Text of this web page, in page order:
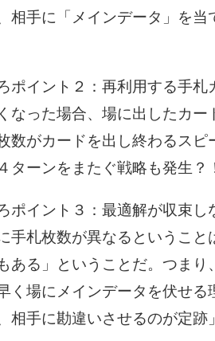
相手に「メインデータ」を
ポイント２：再利用する手札
なった場合、場に出したカ
数がカードを出し終わるス
ターンをまたぐ戦略も発生？
ポイント３：最適解が収束し
手札枚数が異なるというこ
ある」ということだ。つま
く場にメインデータを伏せ
相手に勘違いさせるのが定